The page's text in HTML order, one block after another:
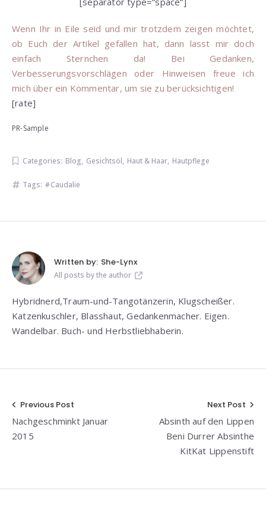
Wenn Ihr in Eile seid und mir trotzdem zeigen möchtet,
ob Euch der Artikel gefallen hat, dann lasst mir doch
einfach Sternchen da! Bei Gedanken,
Verbesserungsvorschlägen oder Hinweisen freue ich
mich über ein Kommentar, um sie zu berücksichtigen!
[rate]
PR-Sample
Categories: Blog, Gesichtsöl, Haut & Haar, Hautpflege
Tags: Caudalie
Written by: She-Lynx
All posts by the author
Hybridnerd,Traum-und-Tangotänzerin, Klugscheißer.
Katzenkuschler, Blasshaut, Gedankenmacher. Eigen.
Wandelbar. Buch- und Herbstliebhaberin.
Beitragsnavigation
Previous Post
Nachgeschminkt Januar
2015
Next Post
Absinth auf den Lippen
Beni Durrer Absinthe
KitKat Lippenstift